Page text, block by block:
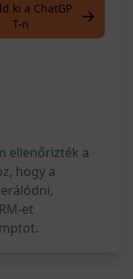
ki a ChatGP
T-n
ellenőrizték a
hogy a
et